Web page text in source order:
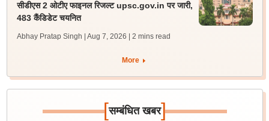
सीडीएस 2 ओटीए फाइनल रिजल्ट upsc.gov.in पर जारी,
483 कैंडिडेट चयनित
Abhay Pratap Singh | Aug 7, 2026 | 2 mins read
More
[सम्बंधित खबर]